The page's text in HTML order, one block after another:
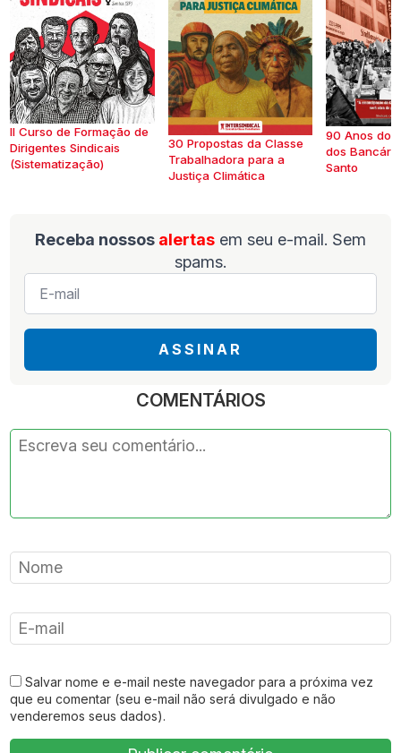
II Curso de Formação de
Dirigentes Sindicais
(Sistematização)
30 Propostas da Classe
Trabalhadora para a
Justiça Climática
90 Anos do
dos
Santo
Receba nossos alertas em seu e-mail. Sem
spams.
E-
mail
ASSINAR
COMENTÁRIOS
Salvar nome e e-mail neste navegador para a próxima vez
que eu comentar (seu e-mail não será divulgado e não
venderemos seus dados).